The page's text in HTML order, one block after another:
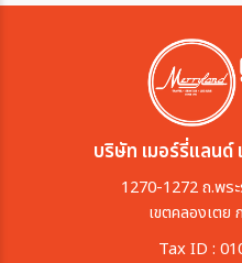
บริษัท เมอร์รี่แลนด์
1270-1272 ถ.พร
เขตคลองเตย
Tax ID :